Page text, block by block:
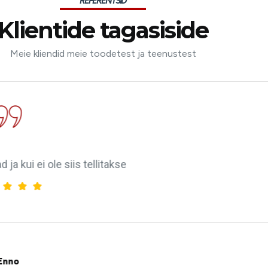
Klientide tagasiside
Meie kliendid meie toodetest ja teenustest
riket hädaolukorras. Professionaalne ja inimlik! Olen
tagasi tulnud. Ma ei sooviks, et keegi nende